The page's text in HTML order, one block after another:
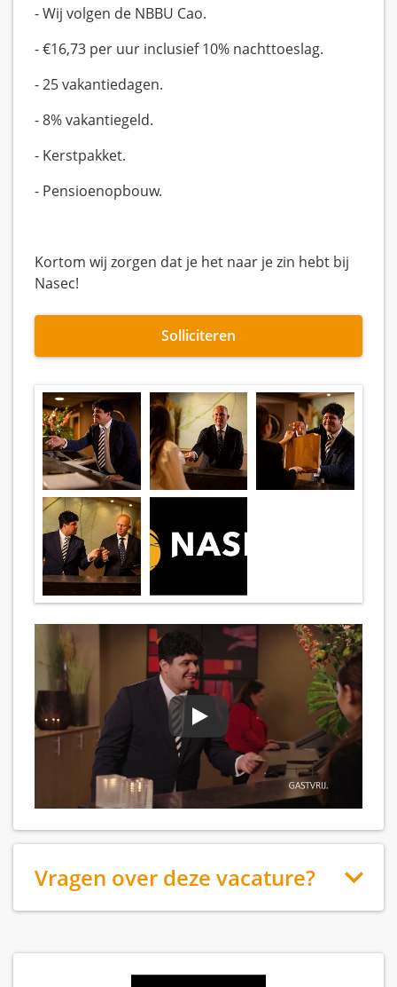
- Wij volgen de NBBU Cao.
- €16,73 per uur inclusief 10% nachttoeslag.
- 25 vakantiedagen.
- 8% vakantiegeld.
- Kerstpakket.
- Pensioenopbouw.
Kortom wij zorgen dat je het naar je zin hebt bij
Nasec!
Solliciteren
Vragen over deze vacature?